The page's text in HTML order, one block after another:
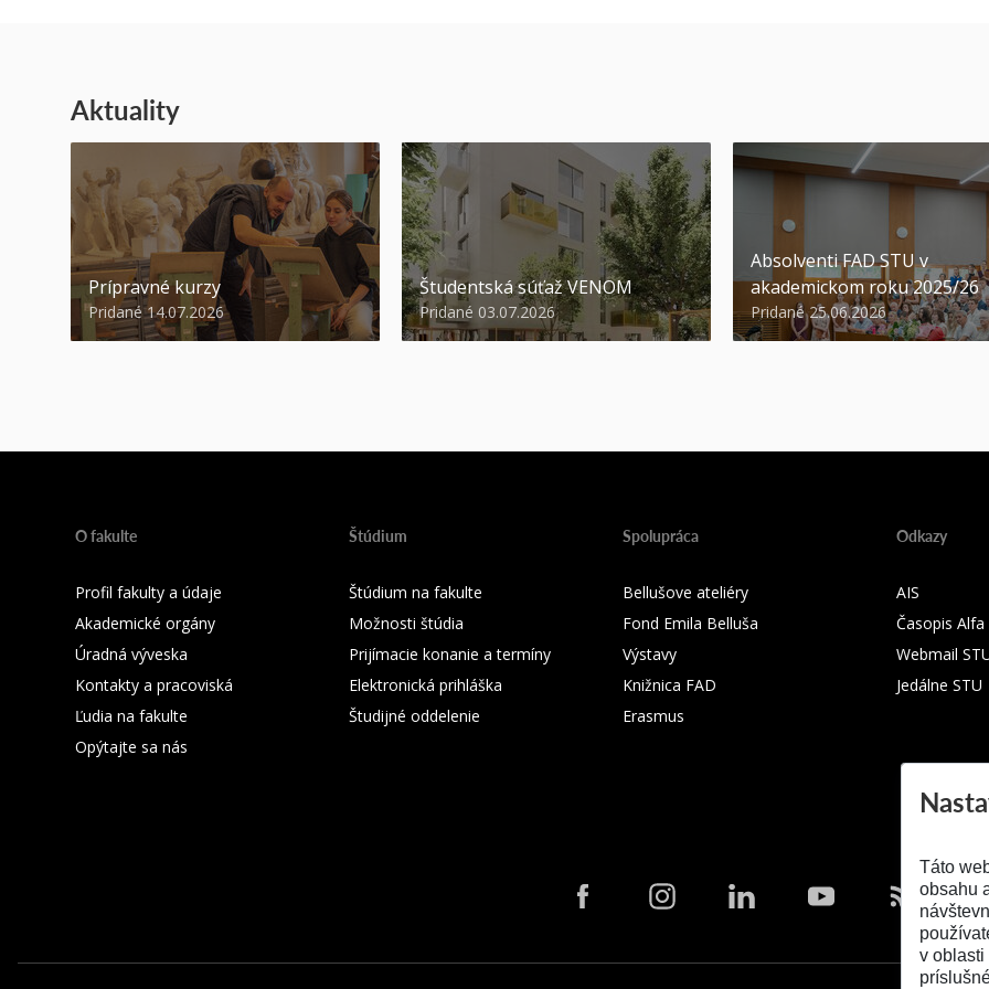
Aktuality
Prípravné kurzy
Pridané 14.07.2026
Študentská súťaž VENOM
Pridané 03.07.2026
Absolventi FAD STU v
akademickom roku 2025/26
Pridané 25.06.2026
O fakulte
Profil fakulty a údaje
Akademické orgány
Úradná výveska
Kontakty a pracoviská
Ľudia na fakulte
Opýtajte sa nás
Štúdium
Štúdium na fakulte
Možnosti štúdia
Prijímacie konanie a termíny
Elektronická prihláška
Študijné oddelenie
Spolupráca
Bellušove ateliéry
Fond Emila Belluša
Výstavy
Knižnica FAD
Erasmus
Odkazy
AIS
Časopis Alfa
Webmail
Jedálne STU
Táto
obsahu
v oblasti